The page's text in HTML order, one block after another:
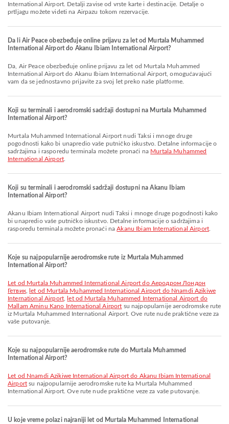
International Airport. Detalji zavise od vrste karte i destinacije. Detalje o
prtljagu možete videti na Airpazu tokom rezervacije.
Da li Air Peace obezbeđuje online prijavu za let od Murtala Muhammed
International Airport do Akanu Ibiam International Airport?
Da, Air Peace obezbeđuje online prijavu za let od Murtala Muhammed
International Airport do Akanu Ibiam International Airport, omogućavajući
vam da se jednostavno prijavite za svoj let preko naše platforme.
Koji su terminali i aerodromski sadržaji dostupni na Murtala Muhammed
International Airport?
Murtala Muhammed International Airport nudi Taksi i mnoge druge
pogodnosti kako bi unapredio vaše putničko iskustvo. Detalne informacije o
sadržajima i rasporedu terminala možete pronaći na Murtala Muhammed
International Airport.
Koji su terminali i aerodromski sadržaji dostupni na Akanu Ibiam
International Airport?
Akanu Ibiam International Airport nudi Taksi i mnoge druge pogodnosti kako
bi unapredio vaše putničko iskustvo. Detalne informacije o sadržajima i
rasporedu terminala možete pronaći naAkanu Ibiam International Airport.
Koje su najpopularnije aerodromske rute iz Murtala Muhammed
International Airport?
let od Murtala Muhammed International Airport do Аеродром Лондон
Гетвик,
let od Murtala Muhammed International Airport do Nnamdi Azikiwe
International Airport,
let od Murtala Muhammed International Airport do
Mallam Aminu Kano International Airport su najpopularnije aerodromske rute
iz Murtala Muhammed International Airport. Ove rute nude praktične veze za
vaše putovanje.
Koje su najpopularnije aerodromske rute do Murtala Muhammed
International Airport?
let od Nnamdi Azikiwe International Airport do Akanu Ibiam International
Airportsu najpopularnije aerodromske rute ka Murtala Muhammed
International Airport. Ove rute nude praktične veze za vaše putovanje.
U koje vreme polazi najraniji let od Murtala Muhammed International